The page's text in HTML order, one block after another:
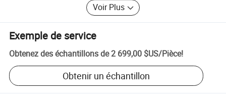
Voir Plus
Exemple de service
Obtenez des échantillons de2 699,00 $US/Pièce!
Obtenir un échantillon